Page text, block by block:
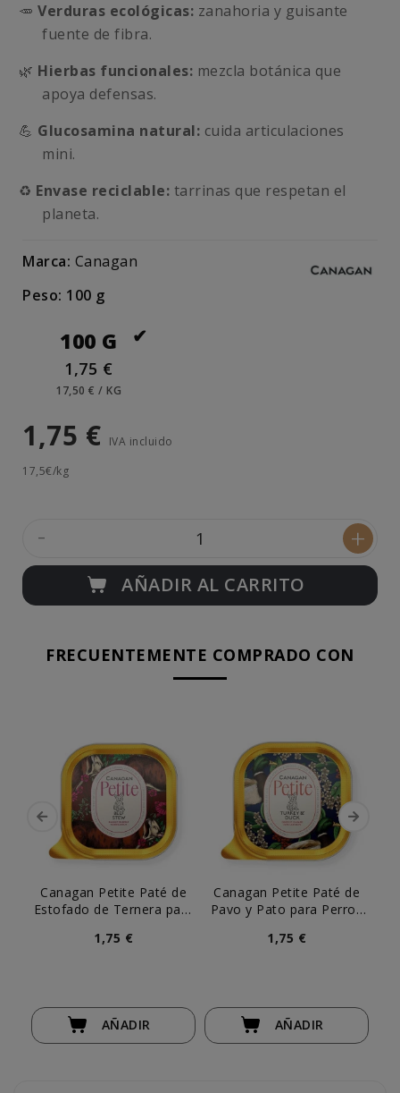
🥕 Verduras ecológicas: zanahoria y guisante
fuente de fibra.
🌿 Hierbas funcionales: mezcla botánica que
apoya defensas.
💪 Glucosamina natural: cuida articulaciones
mini.
♻️ Envase reciclable: tarrinas que respetan el
planeta.
Marca: Canagan
Peso: 100 g
100 G
1,75 €
17,50 € / KG
1,75 € IVA incluido
17,5€/kg
- +
AÑADIR AL CARRITO
FRECUENTEMENTE COMPRADO CON
Canagan Petite Paté de
Estofado de Ternera para
1,75 €
AÑADIR
Canagan Petite Paté de
Pavo y Pato para Perros
1,75 €
AÑADIR